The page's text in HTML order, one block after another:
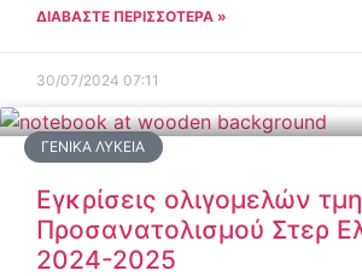
ΔΙΑΒΑΣΤΕ ΠΕΡΙΣΣΟΤΕΡΑ »
30/07/2024 07:11
ΓΕΝΙΚΆ ΛΎΚΕΙΑ
Εγκρίσεις ολιγομελών
Προσανατολισμού Στερ
2024-2025